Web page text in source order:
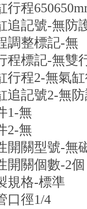
行程650
追記號-無防
調整標記-無
程標記-無雙
行程2-無氣
追記號2-無
1-無
2-無
開關型號-無
開關個數-2
規格-標準
口徑1/4